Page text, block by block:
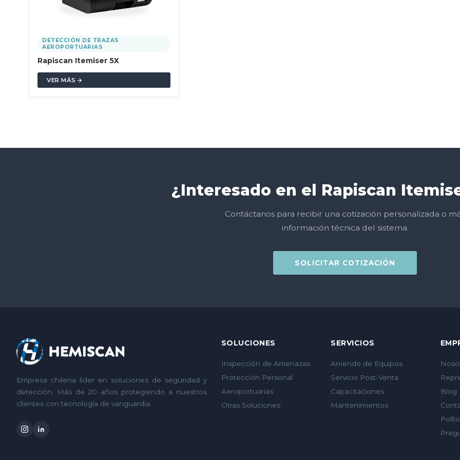
DETECCIÓN DE TRAZAS
AEROPORTUARIAS
Rapiscan Itemiser 5X
VER MÁS
¿Interesado en el Rapiscan
Contáctanos para recibir una cotización personalizada o
información técnica del sistema.
SOLICITAR COTIZACIÓN
Empresa chilena líder en soluciones de seguridad y
detección. Más de 20 años protegiendo a nuestros
clientes con tecnología de vanguardia.
SOLUCIONES
Inspección de Amenazas
Protección Personal
Aeroportuarias
Otras Soluciones
SERVICIOS
Arriendo de Equipos
Servicio Post-Venta
Capacitaciones
Mantenimientos
Blog